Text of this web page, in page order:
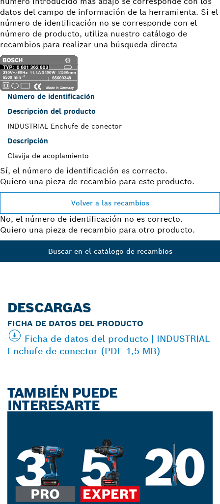
datos del campo de información de la herramienta. Si el
número de identificación no se corresponde con el
número de producto, utiliza nuestro catálogo de
recambios para realizar una búsqueda directa
Número de identificación
Descripción del producto
INDUSTRIAL Enchufe de conector
Descripción
Clavija de acoplamiento
Sí, el número de identificación es correcto.
Quiero una pieza de recambio para este producto.
Volver a las recambios
No, el número de identificación no es correcto.
Quiero una pieza de recambio para otro producto.
Buscar en el catálogo de recambios
DESCARGAS
FICHA DE DATOS DEL PRODUCTO
Ficha de datos del producto | INDUSTRIAL
Enchufe de conector (PDF 1,5 MB)
TAMBIÉN PUEDE
INTERESARTE